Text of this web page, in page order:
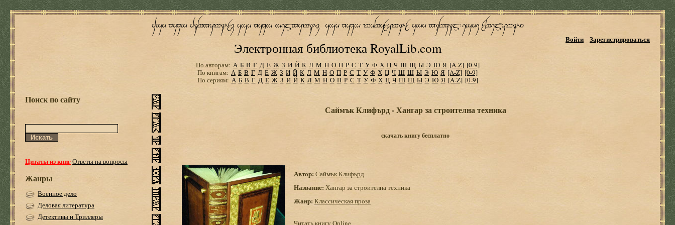
Электронная библиотека RoyalLib.com
Войти Зарегистрироваться
По авторам: А Б В Г Д Е Ж З И Й К Л М Н О П Р С Т У Ф Х Ц Ч Ш Щ Ы Э Ю Я [A-Z] [0-9]
По книгам: А Б В Г Д Е Ж З И Й К Л М Н О П Р С Т У Ф Х Ц Ч Ш Щ Ы Э Ю Я [A-Z] [0-9]
По сериям: А Б В Г Д Е Ж З И Й К Л М Н О П Р С Т У Ф Х Ц Ч Ш Щ Ы Э Ю Я [A-Z] [0-9]
Поиск по сайту
Цитаты из книгОтветы на вопросы
Жанры
Военное дело
Деловая литература
Детективы и Триллеры
Саймък Клифърд - Хангар за строителна техника
скачать книгу бесплатно
Автор: Саймък Клифърд
Название: Хангар за строителна техника
Жанр: Классическая проза
Читать книгу Online